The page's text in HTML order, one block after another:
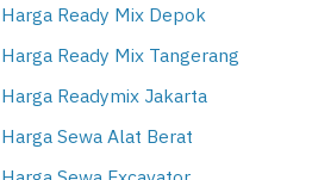
Harga Ready Mix Depok
Harga Ready Mix Tangerang
Harga Readymix Jakarta
Harga Sewa Alat Berat